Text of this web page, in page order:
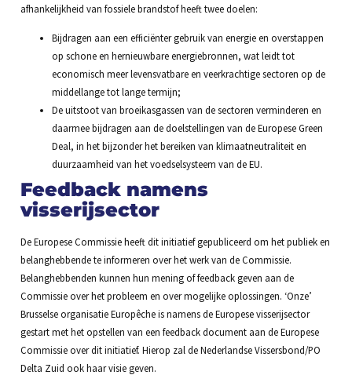
afhankelijkheid van fossiele brandstof heeft twee doelen:
Bijdragen aan een efficiënter gebruik van energie en overstappen
op schone en hernieuwbare energiebronnen, wat leidt tot
economisch meer levensvatbare en veerkrachtige sectoren op de
middellange tot lange termijn;
De uitstoot van broeikasgassen van de sectoren verminderen en
daarmee bijdragen aan de doelstellingen van de Europese Green
Deal, in het bijzonder het bereiken van klimaatneutraliteit en
duurzaamheid van het voedselsysteem van de EU.
Feedback namens
visserijsector
De Europese Commissie heeft dit initiatief gepubliceerd om het publiek en
belanghebbende te informeren over het werk van de Commissie.
Belanghebbenden kunnen hun mening of feedback geven aan de
Commissie over het probleem en over mogelijke oplossingen. ‘Onze’
Brusselse organisatie Europêche is namens de Europese visserijsector
gestart met het opstellen van een feedback document aan de Europese
Commissie over dit initiatief. Hierop zal de Nederlandse Vissersbond/PO
Delta Zuid ook haar visie geven.